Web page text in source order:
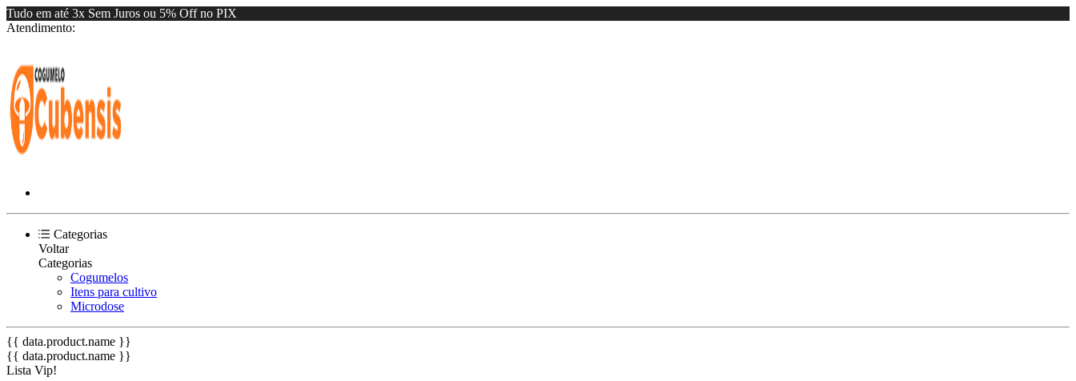
Tudo em até 3x Sem Juros ou 5% Off no PIX
Atendimento:
Categorias
Voltar
Categorias
Cogumelos
Itens para cultivo
Microdose
{{ data.product.name }}
{{ data.product.name }}
Lista Vip!